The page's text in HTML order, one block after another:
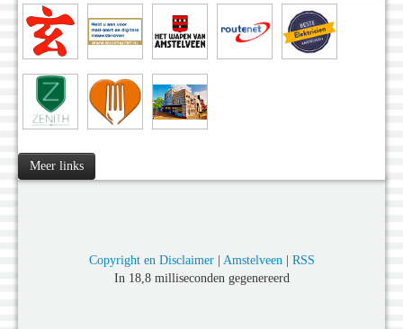
Meer links
Copyright en Disclaimer| Amstelveen | RSS
In 18,8 milliseconden gegenereerd